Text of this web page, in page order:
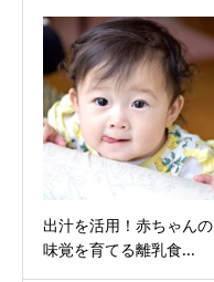
出汁を活用！赤ちゃんの
味覚を育てる離乳食...